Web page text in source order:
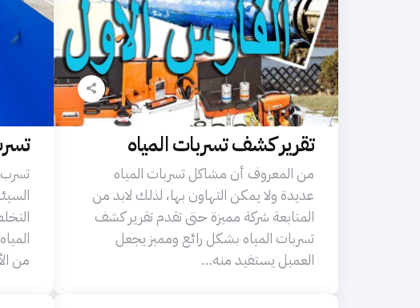
تقرير كشف تسربات المياه
من المعروف أن مشاكل تسربات المياه
عديدة ولا يمكن التهاون بها، لذلك لابد من
المتابعة شركة مميزة حتى تقدم تقرير كشف
تسربات المياه بشكل رائع ومميز يجعل
العميل يستفيد منه…
تسرب
من